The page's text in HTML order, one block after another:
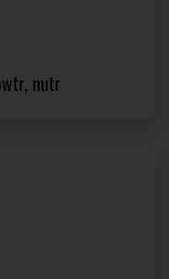
nutr